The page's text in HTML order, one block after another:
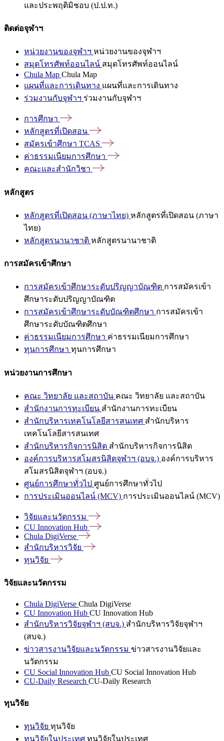
และประพฤติมิชอบ (ป.ป.ท.)
ติดต่อจุฬาฯ
หน่วยงานของจุฬาฯ หน่วยงานของจุฬาฯ
สมุดโทรศัพท์ออนไลน์ สมุดโทรศัพท์ออนไลน์
Chula Map Chula Map
แผนที่และการเดินทาง แผนที่และการเดินทาง
ร่วมงานกับจุฬาฯ ร่วมงานกับจุฬาฯ
การศึกษา
หลักสูตรที่เปิดสอน
สมัครเข้าศึกษา TCAS
ค่าธรรมเนียมการศึกษา
คณะและสำนักวิชา
หลักสูตร
หลักสูตรที่เปิดสอน (ภาษาไทย) หลักสูตรที่เปิดสอน (ภาษา
ไทย)
หลักสูตรนานาชาติ หลักสูตรนานาชาติ
การสมัครเข้าศึกษา
การสมัครเข้าศึกษาระดับปริญญาบัณฑิต การสมัครเข้า
ศึกษาระดับปริญญาบัณฑิต
การสมัครเข้าศึกษาระดับบัณฑิตศึกษา การสมัครเข้า
ศึกษาระดับบัณฑิตศึกษา
ค่าธรรมเนียมการศึกษา ค่าธรรมเนียมการศึกษา
ทุนการศึกษา ทุนการศึกษา
หน่วยงานการศึกษา
คณะ วิทยาลัย และสถาบัน คณะ วิทยาลัย และสถาบัน
สำนักงานการทะเบียน สำนักงานการทะเบียน
สำนักบริหารเทคโนโลยีสารสนเทศ สำนักบริหาร
เทคโนโลยีสารสนเทศ
สำนักบริหารกิจการนิสิต สำนักบริหารกิจการนิสิต
องค์การบริหารสโมสรนิสิตจุฬาฯ (อบจ.) องค์การบริหาร
สโมสรนิสิตจุฬาฯ (อบจ.)
ศูนย์การศึกษาทั่วไป ศูนย์การศึกษาทั่วไป
การประเมินออนไลน์ (MCV) การประเมินออนไลน์ (MCV)
วิจัยและนวัตกรรม
CU Innovation Hub
Chula DigiVerse
สำนักบริหารวิจัย
ทุนวิจัย
วิจัยและนวัตกรรม
Chula DigiVerse Chula DigiVerse
CU Innovation Hub CU Innovation Hub
สำนักบริหารวิจัยจุฬาฯ (สบจ.) สำนักบริหารวิจัยจุฬาฯ
(สบจ.)
ข่าวสารงานวิจัยและนวัตกรรม ข่าวสารงานวิจัยและ
นวัตกรรม
CU Social Innovation Hub CU Social Innovation Hub
CU-Daily Research CU-Daily Research
ทุนวิจัย
ทุนวิจัย ทุนวิจัย
ทุนวิจัยในประเทศ ทุนวิจัยในประเทศ